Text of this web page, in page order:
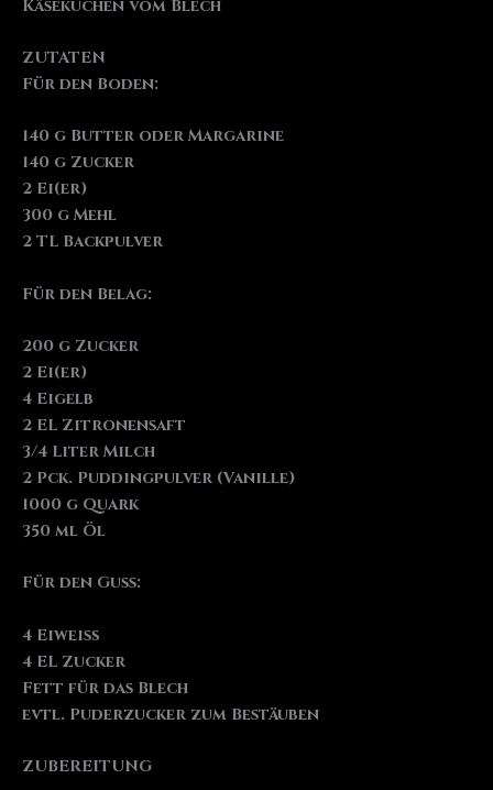
Käsekuchen vom Blech
ZUTATEN
Für den Boden:
140 g Butter oder Margarine
140 g Zucker
2 Ei(er)
300 g Mehl
2 TL Backpulver
Für den Belag:
200 g Zucker
2 Ei(er)
4 Eigelb
2 EL Zitronensaft
3/4 Liter Milch
2 Pck. Puddingpulver (Vanille)
1000 g Quark
350 ml Öl
Für den Guss:
4 Eiweiß
4 EL Zucker
Fett für das Blech
evtl. Puderzucker zum Bestäuben
ZUBEREITUNG